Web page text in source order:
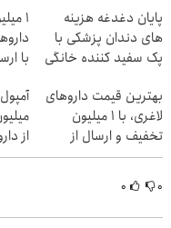
پایان دغدغه هزینه
های دندان پزشکی با
پک سفید کننده خانگی
۱
با
بهترین قیمت داروهای
لاغری، با ۱ میلیون
تخفیف و ارسال از
داروخانه‌
از
۰ ۰